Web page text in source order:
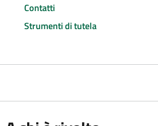
Contatti
Strumenti di tutela